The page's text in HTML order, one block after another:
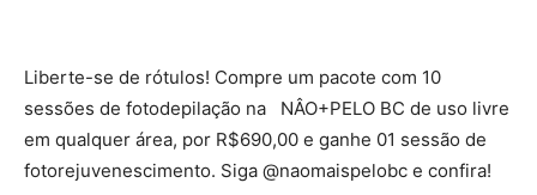
Liberte-se de rótulos! Compre um pacote com 10
sessões de fotodepilação na NÂO+PELO BC de uso livre
em qualquer área, por R$690,00 e ganhe 01 sessão de
fotorejuvenescimento. Siga @naomaispelobc e confira!